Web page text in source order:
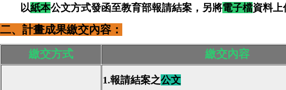
以紙本公文方式發函至教育部報請結案 ，另將電子檔資料上
二、計畫成果繳交內容：
繳交方式
繳交內容
1.報請結案之公文